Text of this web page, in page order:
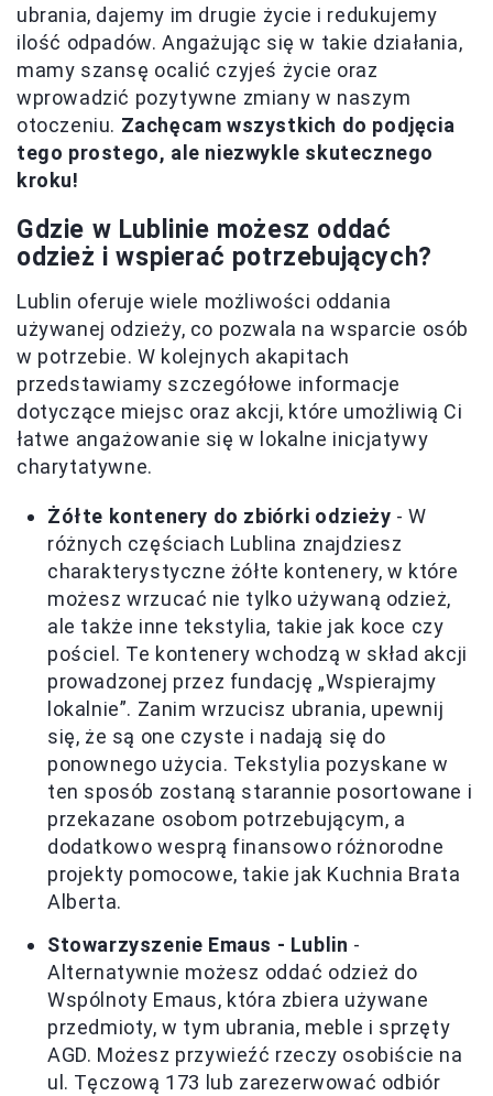
ubrania, dajemy im drugie życie i redukujemy
ilość odpadów. Angażując się w takie działania,
mamy szansę ocalić czyjeś życie oraz
wprowadzić pozytywne zmiany w naszym
otoczeniu. Zachęcam wszystkich do podjęcia
tego prostego, ale niezwykle skutecznego
kroku!
Gdzie w Lublinie możesz oddać
odzież i wspierać potrzebujących?
Lublin oferuje wiele możliwości oddania
używanej odzieży, co pozwala na wsparcie osób
w potrzebie. W kolejnych akapitach
przedstawiamy szczegółowe informacje
dotyczące miejsc oraz akcji, które umożliwią Ci
łatwe angażowanie się w lokalne inicjatywy
charytatywne.
Żółte kontenery do zbiórki odzieży - W
różnych częściach Lublina znajdziesz
charakterystyczne żółte kontenery, w które
możesz wrzucać nie tylko używaną odzież,
ale także inne tekstylia, takie jak koce czy
pościel. Te kontenery wchodzą w skład akcji
prowadzonej przez fundację „Wspierajmy
lokalnie”. Zanim wrzucisz ubrania, upewnij
się, że są one czyste i nadają się do
ponownego użycia. Tekstylia pozyskane w
ten sposób zostaną starannie posortowane i
przekazane osobom potrzebującym, a
dodatkowo wesprą finansowo różnorodne
projekty pomocowe, takie jak Kuchnia Brata
Alberta.
Stowarzyszenie Emaus - Lublin -
Alternatywnie możesz oddać odzież do
Wspólnoty Emaus, która zbiera używane
przedmioty, w tym ubrania, meble i sprzęty
AGD. Możesz przywieźć rzeczy osobiście na
ul. Tęczową 173 lub zarezerwować odbiór